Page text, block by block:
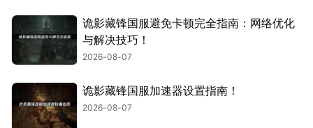
诡影藏锋国服避免卡顿完全指南：网络优化
与解决技巧！
2026-08-07
诡影藏锋国服加速器设置指南！
2026-08-07